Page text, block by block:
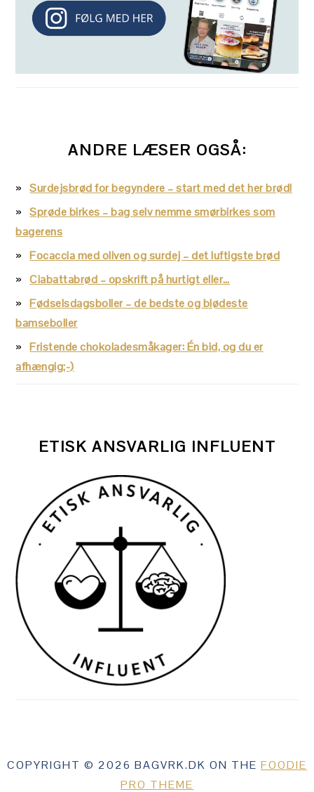
ANDRE LÆSER OGSÅ:
Surdejsbrød for begyndere – start med det her brød!
Sprøde birkes – bag selv nemme smørbirkes som
bagerens
Focaccia med oliven og surdej – det luftigste brød
Ciabattabrød – opskrift på hurtigt eller…
Fødselsdagsboller – de bedste og blødeste
bamseboller
Fristende chokoladesmåkager: Én bid, og du er
afhængig;-)
ETISK ANSVARLIG INFLUENT
COPYRIGHT © 2026 BAGVRK.DK ON THE FOODIE
PRO THEME